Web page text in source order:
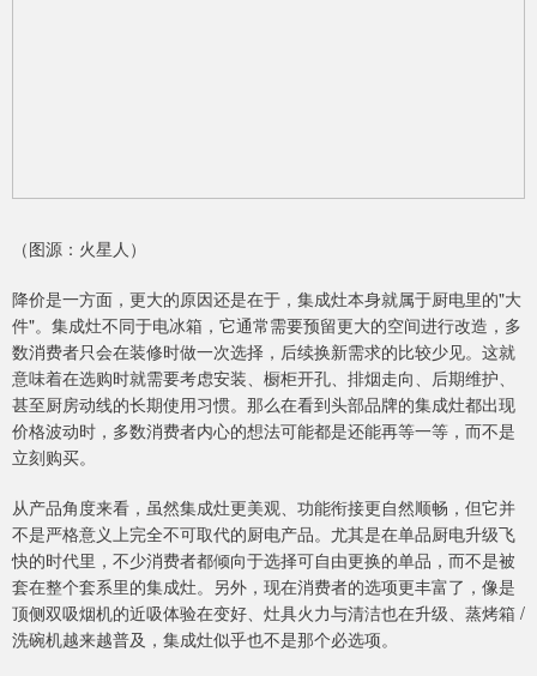
（图源：火星人）
降价是一方面，更大的原因还是在于，集成灶本身就属于厨电里的"大
件"。集成灶不同于电冰箱，它通常需要预留更大的空间进行改造，多
数消费者只会在装修时做一次选择，后续换新需求的比较少见。这就
意味着在选购时就需要考虑安装、橱柜开孔、排烟走向、后期维护、
甚至厨房动线的长期使用习惯。那么在看到头部品牌的集成灶都出现
价格波动时，多数消费者内心的想法可能都是还能再等一等，而不是
立刻购买。
从产品角度来看，虽然集成灶更美观、功能衔接更自然顺畅，但它并
不是严格意义上完全不可取代的厨电产品。尤其是在单品厨电升级飞
快的时代里，不少消费者都倾向于选择可自由更换的单品，而不是被
套在整个套系里的集成灶。另外，现在消费者的选项更丰富了，像是
顶侧双吸烟机的近吸体验在变好、灶具火力与清洁也在升级、蒸烤箱 /
洗碗机越来越普及，集成灶似乎也不是那个必选项。